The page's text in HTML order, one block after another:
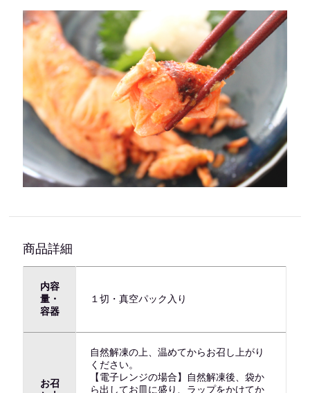
商品詳細
内容
量・
容器
１切・真空パック入り
お召
自然解凍の上、温めてからお召し上がり
ください。
【電子レンジの場合】自然解凍後、袋か
ら出してお皿に盛り、ラップをかけてか